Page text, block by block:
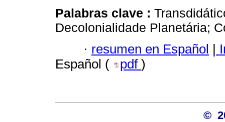
Palabras clave :
Decolonialidade Planetária;
· resumen en Español |
Español (
pdf )
©